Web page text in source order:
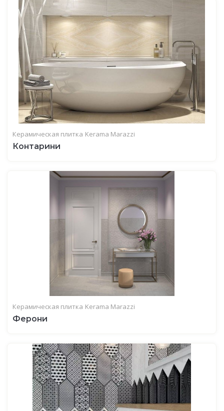
Керамическая плитка Kerama Marazzi
Контарини
Керамическая плитка Kerama Marazzi
Ферони